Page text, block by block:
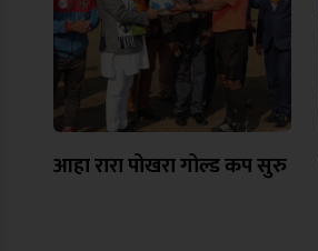
आहा रारा पोखरा गोल्ड कप सुरु